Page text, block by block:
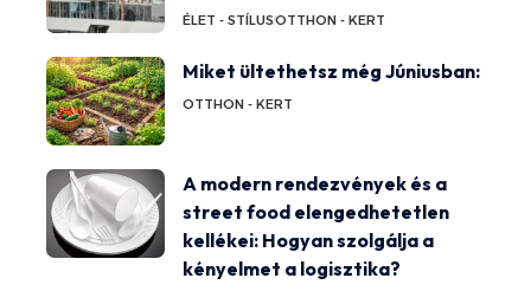
ÉLET - STÍLUSOTTHON - KERT
Miket ültethetsz még Júniusban:
OTTHON - KERT
A modern rendezvények és a
street food elengedhetetlen
kellékei: Hogyan szolgálja a
kényelmet a logisztika?